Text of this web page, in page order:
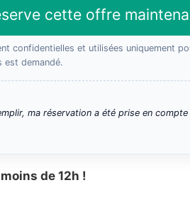
cette offre
confidentielles et utilisées uniquement
est demandé.
ma réservation a été prise en compte
de 12h !